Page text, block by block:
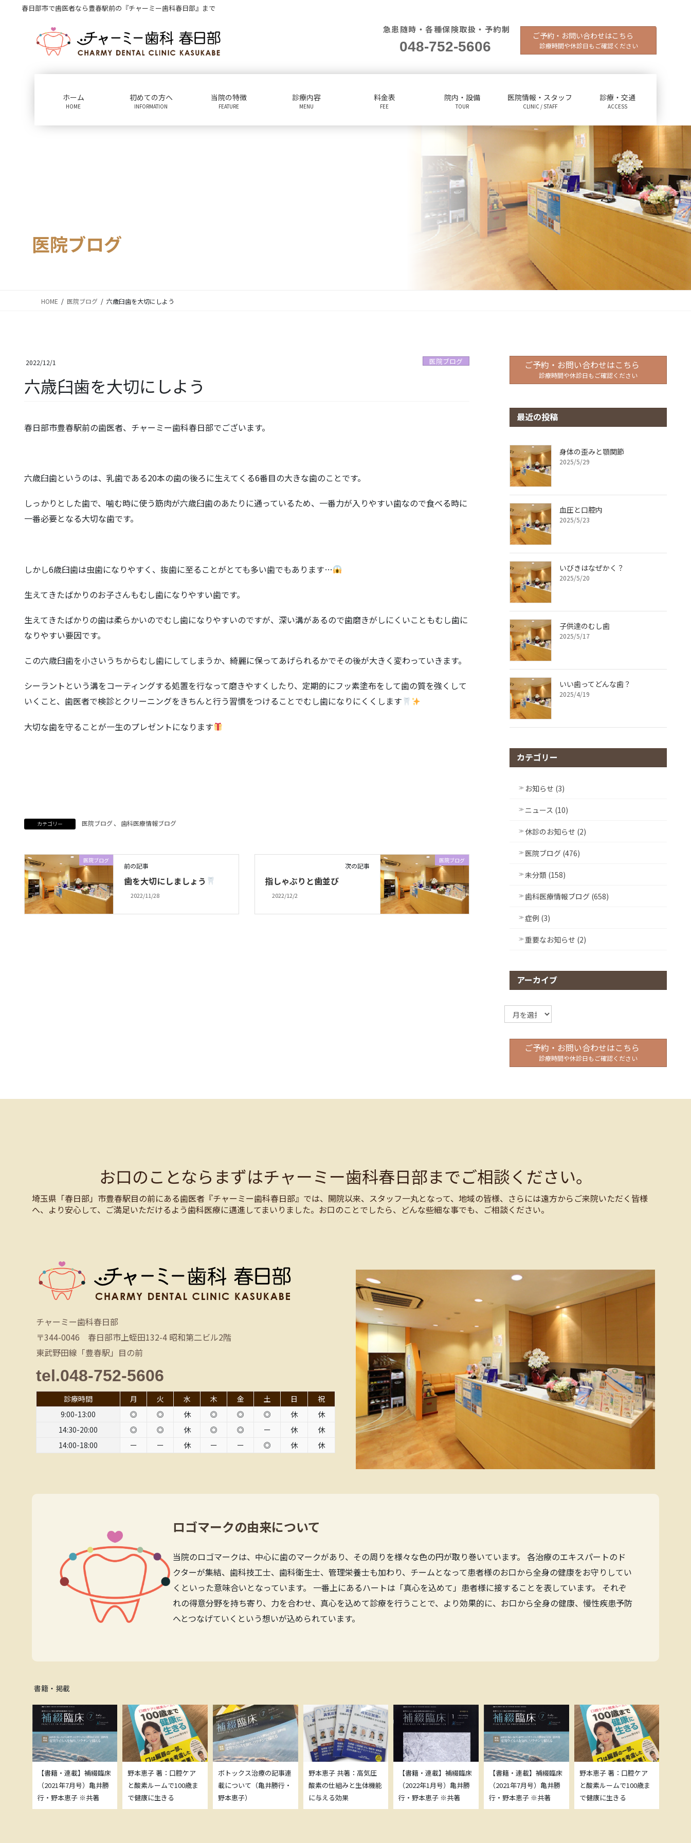
春日部市で歯医者なら豊春駅前の『チャーミー歯科春日部』まで
急患随時・各種保険取扱・予約制
048-752-5606
ご予約・お問い合わせはこちら
診療時間や休診日もご確認ください
ホーム
HOME
初めての方へ
INFORMATION
当院の特徴
FEATURE
診療内容
MENU
料金表
FEE
院内・設備
TOUR
医院情報・スタッフ
CLINIC / STAFF
診療・交通
ACCESS
医院ブログ
HOME 医院ブログ 六歳臼歯を大切にしよう
2022/12/1 医院ブログ
六歳臼歯を大切にしよう
春日部市豊春駅前の歯医者、チャーミー歯科春日部でございます。
六歳臼歯というのは、乳歯である20本の歯の後ろに生えてくる6番目の大きな歯のことです。
しっかりとした歯で、噛む時に使う筋肉が六歳臼歯のあたりに通っているため、一番力が入りやすい歯なので食べる時に
一番必要となる大切な歯です。
しかし6歳臼歯は虫歯になりやすく、抜歯に至ることがとても多い歯でもあります…
生えてきたばかりのお子さんもむし歯になりやすい歯です。
生えてきたばかりの歯は柔らかいのでむし歯になりやすいのですが、深い溝があるので歯磨きがしにくいこともむし歯に
なりやすい要因です。
この六歳臼歯を小さいうちからむし歯にしてしまうか、綺麗に保ってあげられるかでその後が大きく変わっていきます。
シーラントという溝をコーティングする処置を行なって磨きやすくしたり、定期的にフッ素塗布をして歯の質を強くして
いくこと、歯医者で検診とクリーニングをきちんと行う習慣をつけることでむし歯になりにくくします
大切な歯を守ることが一生のプレゼントになります
カテゴリー 医院ブログ、 歯科医療情報ブログ
医院ブログ
前の記事
歯を大切にしましょう
2022/11/28
医院ブログ
次の記事
指しゃぶりと歯並び
2022/12/2
ご予約・お問い合わせはこちら
診療時間や休診日もご確認ください
最近の投稿
身体の歪みと顎関節
2025/5/29
血圧と口腔内
2025/5/23
いびきはなぜかく？
2025/5/20
子供達のむし歯
2025/5/17
いい歯ってどんな歯？
2025/4/19
カテゴリー
お知らせ (3)
ニュース (10)
休診のお知らせ (2)
医院ブログ (476)
未分類 (158)
歯科医療情報ブログ (658)
症例 (3)
重要なお知らせ (2)
アーカイブ
ア
ー
イ
ご予約・お問い合わせはこちら
診療時間や休診日もご確認ください
お口のことならまずはチャーミー歯科春日部までご相談ください。
埼玉県「春日部」市豊春駅目の前にある歯医者『チャーミー歯科春日部』では、開院以来、スタッフ一丸となって、地域の皆様、さらには遠方からご来院いただく皆様
へ、より安心して、ご満足いただけるよう歯科医療に邁進してまいりました。お口のことでしたら、どんな些細な事でも、ご相談ください。
チャーミー歯科春日部
〒344-0046 春日部市上蛭田132-4 昭和第二ビル2階
東武野田線「豊春駅」目の前
tel.048-752-5606
診療時間 月 火 水 木 金 土 日
祝
9:00-13:00
◎ ◎ 休 ◎ ◎ ◎ 休
休
14:30-20:00
◎ ◎ 休 ◎ ◎ ー 休
休
14:00-18:00
ー ー 休 ー ー ◎ 休 休
ロゴマークの由来について
当院のロゴマークは、中心に歯のマークがあり、その周りを様々な色の円が取り巻いています。 各治療のエキスパートのド
クターが集結、歯科技工士、歯科衛生士、管理栄養士も加わり、チームとなって患者様のお口から全身の健康をお守りしてい
くといった意味合いとなっています。 一番上にあるハートは「真心を込めて」患者様に接することを表しています。 それぞ
れの得意分野を持ち寄り、力を合わせ、真心を込めて診療を行うことで、より効果的に、お口から全身の健康、慢性疾患予防
へとつなげていくという想いが込められています。
書籍・掲載
【書籍・連載】補綴臨床
（2021年7月号）亀井勝
行・野本恵子 ※共著
野本恵子 著：口腔ケア
と酸素ルームで100歳ま
で健康に生きる
ボトックス治療の記事連
載について（亀井勝行・
野本恵子）
野本恵子 共著：高気圧
酸素の仕組みと生体機能
に与える効果
【書籍・連載】補綴臨床
（2022年1月号）亀井勝
行・野本恵子 ※共著
【書籍・連載】補綴臨床
（2021年7月号）亀井勝
行・野本恵子 ※共著
野本恵子 著：口腔ケア
と酸素ルームで100歳ま
で健康に生きる